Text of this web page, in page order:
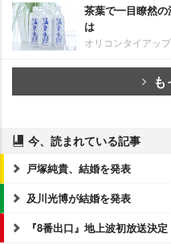
茶葉で一目瞭然
は
オリコンタイアッ
今、読まれている記事
戸塚純貴、結婚を発表
及川光博が結婚を発表
『8番出口』地上波初放送決定